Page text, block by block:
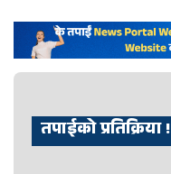
तपाईको प्रतिक्रिया !